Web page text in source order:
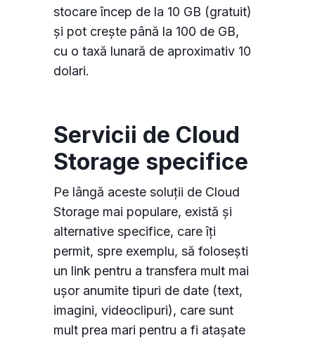
stocare încep de la 10 GB (gratuit)
și pot crește până la 100 de GB,
cu o taxă lunară de aproximativ 10
dolari.
Servicii de Cloud
Storage specifice
Pe lângă aceste soluții de Cloud
Storage mai populare, există și
alternative specifice, care îți
permit, spre exemplu, să folosești
un link pentru a transfera mult mai
ușor anumite tipuri de date (text,
imagini, videoclipuri), care sunt
mult prea mari pentru a fi atașate